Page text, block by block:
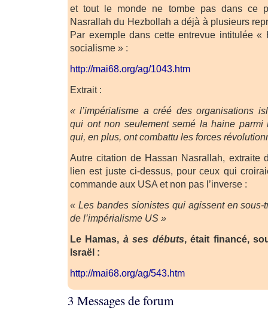
et tout le monde ne tombe pas dans ce
Nasrallah du Hezbollah a déjà à plusieurs
Par exemple dans cette entrevue intitulée «
socialisme » :
http://mai68.org/ag/1043.htm
Extrait :
« l’impérialisme a créé des organisations
qui ont non seulement semé la haine parmi
qui, en plus, ont combattu les forces
Autre citation de Hassan Nasrallah, extraite
lien est juste ci-dessus, pour ceux qui
commande aux USA et non pas l’inverse :
« Les bandes sionistes qui agissent en sous-
de l’impérialisme US »
Le Hamas, à ses débuts, était financé,
Israël :
http://mai68.org/ag/543.htm
3 Messages de forum